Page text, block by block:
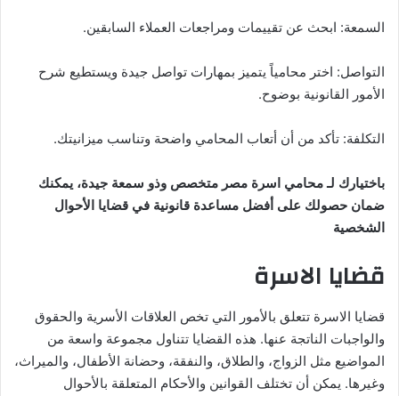
السمعة: ابحث عن تقييمات ومراجعات العملاء السابقين.
التواصل: اختر محامياً يتميز بمهارات تواصل جيدة ويستطيع شرح
الأمور القانونية بوضوح.
التكلفة: تأكد من أن أتعاب المحامي واضحة وتناسب ميزانيتك.
باختيارك لـ محامي اسرة مصر متخصص وذو سمعة جيدة، يمكنك
ضمان حصولك على أفضل مساعدة قانونية في قضايا الأحوال
الشخصية
قضايا الاسرة
قضايا الاسرة تتعلق بالأمور التي تخص العلاقات الأسرية والحقوق
والواجبات الناتجة عنها. هذه القضايا تتناول مجموعة واسعة من
المواضيع مثل الزواج، والطلاق، والنفقة، وحضانة الأطفال، والميراث،
وغيرها. يمكن أن تختلف القوانين والأحكام المتعلقة بالأحوال